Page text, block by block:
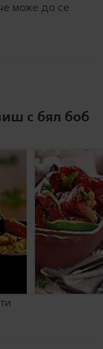
може да се
с бял боб
Боб чорба
по
манастирски
До 60 минути
Начинаещи